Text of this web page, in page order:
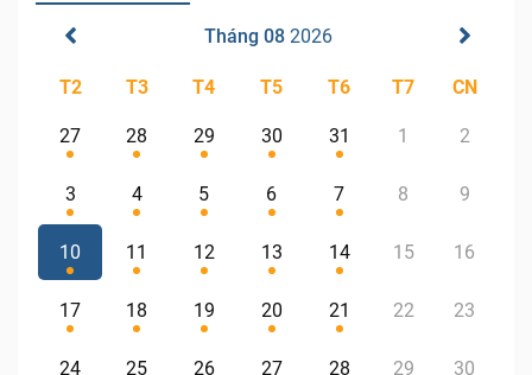
Tháng 08 2026
T2 T3 T4 T5 T6 T7 CN
27 28 29 30 31 1 2
3 4 5 6 7 8 9
10 11 12 13 14 15 16
17 18 19 20 21 22 23
24 25 26 27 28 29 30